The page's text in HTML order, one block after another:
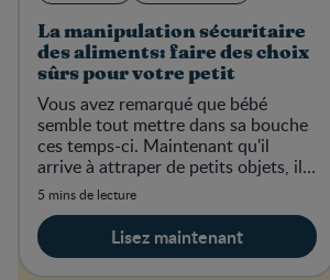
La manipulation sécuritaire
des aliments: faire des choix
sûrs pour votre petit
Vous avez remarqué que bébé
semble tout mettre dans sa bouche
ces temps-ci. Maintenant qu'il
arrive à attraper de petits objets, il
essaie de les manger à tout coup.
5 mins de lecture
Lisez maintenant